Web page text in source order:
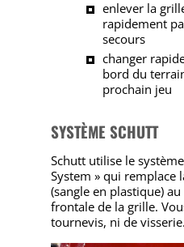
enlever la
rapidement
secours
changer
bord du
prochain jeu
SYSTÈME SCHUTT
Schutt utilise le
System » qui remplace
(sangle en plastique)
frontale de la grille.
tournevis, ni de visserie.